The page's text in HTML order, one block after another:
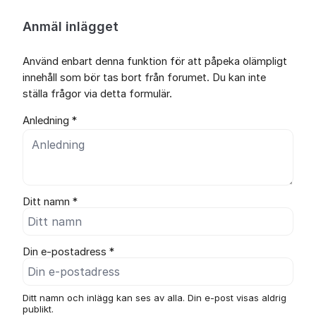
Anmäl inlägget
Använd enbart denna funktion för att påpeka olämpligt
innehåll som bör tas bort från forumet. Du kan inte
ställa frågor via detta formulär.
Anledning *
Ditt namn *
Din e-postadress *
Ditt namn och inlägg kan ses av alla. Din e-post visas aldrig
publikt.